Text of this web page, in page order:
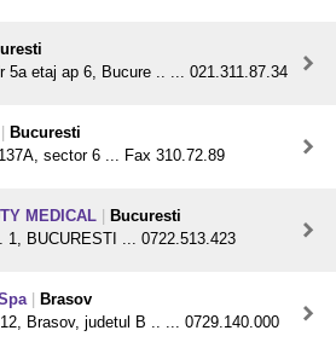
5a etaj ap 6, Bucure .. ... 021.311.87.34
Bucuresti
sector 6 ... Fax 310.72.89
MEDICAL
Bucuresti
1, BUCURESTI ... 0722.513.423
Brasov
Brasov, judetul B .. ... 0729.140.000